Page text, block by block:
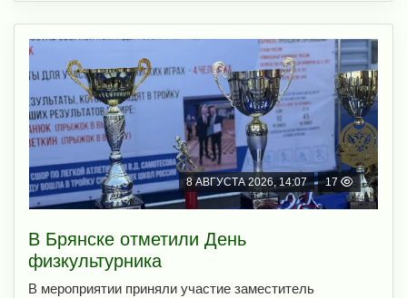
8 АВГУСТА 2026, 14:07 17
В Брянске отметили День
физкультурника
В мероприятии приняли участие заместитель